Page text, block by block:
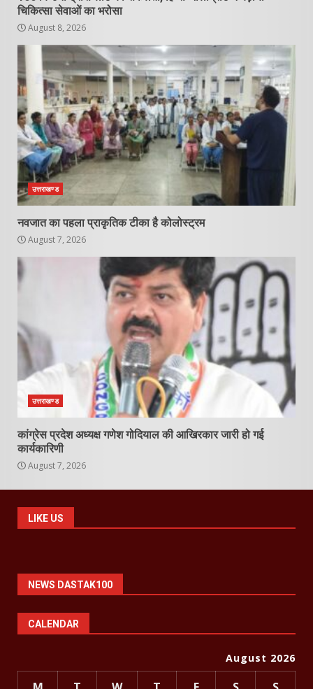
चिकित्सा सेवाओं का भरोसा
August 8, 2026
उत्तराखण्ड
नवजात का पहला प्राकृतिक टीका है कोलोस्ट्रम
August 7, 2026
उत्तराखण्ड
कांग्रेस प्रदेश अध्यक्ष गणेश गोदियाल की आखिरकार जारी हो गई
कार्यकारिणी
August 7, 2026
LIKE US
NEWS DASTAK100
CALENDAR
August 2026